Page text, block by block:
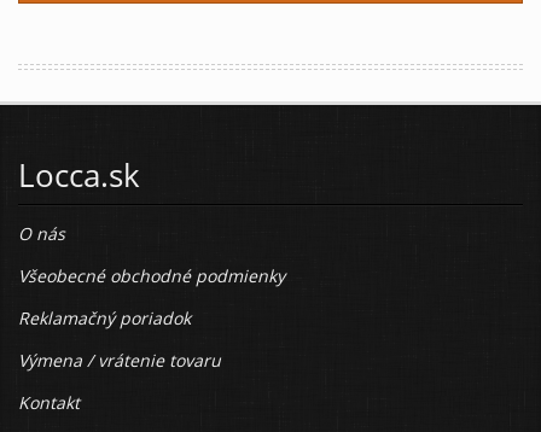
Locca.sk
O nás
Všeobecné obchodné podmienky
Reklamačný poriadok
Výmena / vrátenie tovaru
Kontakt